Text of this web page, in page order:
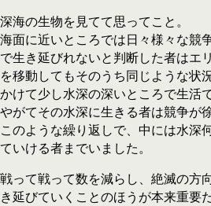
深海の生物を見てて思ってこと。
海面に近いところでは日々様々な競
で生き延びれないと判断した者はエ
を移動してもそのうち同じような状
かけて少し水深の深いところで生活
やがてその水深に生きる者は競争が
このような繰り返しで、中には水深
ていける者までいました。
戦って戦って数を減らし、絶滅の方
き延びていくことのほうが本来重要